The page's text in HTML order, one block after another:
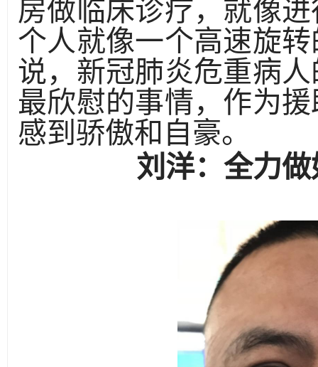
房做临床诊疗，就像
个人就像一个高速旋
说，新冠肺炎危重病
最欣慰的事情，作为
感到骄傲和自豪。
刘洋：全力